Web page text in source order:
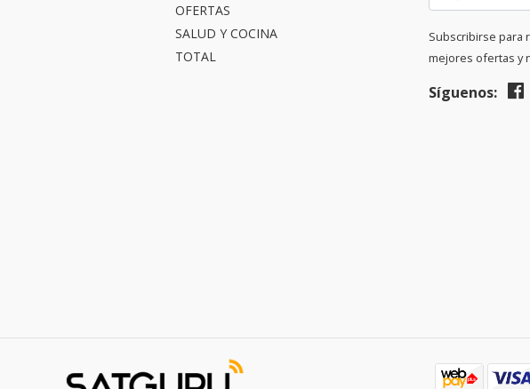
OFERTAS
SALUD Y COCINA
TOTAL
Subscribirse para
mejores ofertas y
Síguenos: